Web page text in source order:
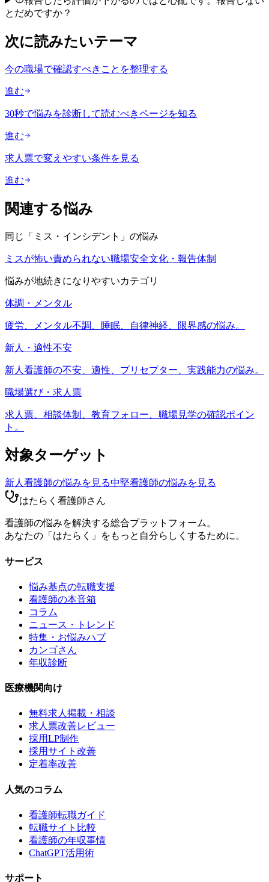
とだめですか？
次に読みたいテーマ
今の職場で確認すべきことを整理する
進む
30秒で悩みを診断して読むべきページを知る
進む
求人票で変えやすい条件を見る
進む
関連する悩み
同じ「 ミス・インシデント 」の悩み
ミスが怖い責められない職場安全文化・報告体制
悩みが地続きになりやすいカテゴリ
体調・メンタル
疲労、メンタル不調、睡眠、自律神経、限界感の悩み。
新人・適性不安
新人看護師の不安、適性、プリセプター、実践能力の悩み。
職場選び・求人票
求人票、相談体制、教育フォロー、職場見学の確認ポイン
ト。
対象ターゲット
新人看護師の悩みを見る中堅看護師の悩みを見る
はたらく看護師さん
看護師の悩みを解決する総合プラットフォーム。
あなたの「はたらく」をもっと自分らしくするために。
サービス
悩み基点の転職支援
看護師の本音箱
コラム
ニュース・トレンド
特集・お悩みハブ
カンゴさん
年収診断
医療機関向け
無料求人掲載・相談
求人票改善レビュー
採用LP制作
採用サイト改善
定着率改善
人気のコラム
看護師転職ガイド
転職サイト比較
看護師の年収事情
ChatGPT活用術
サポート